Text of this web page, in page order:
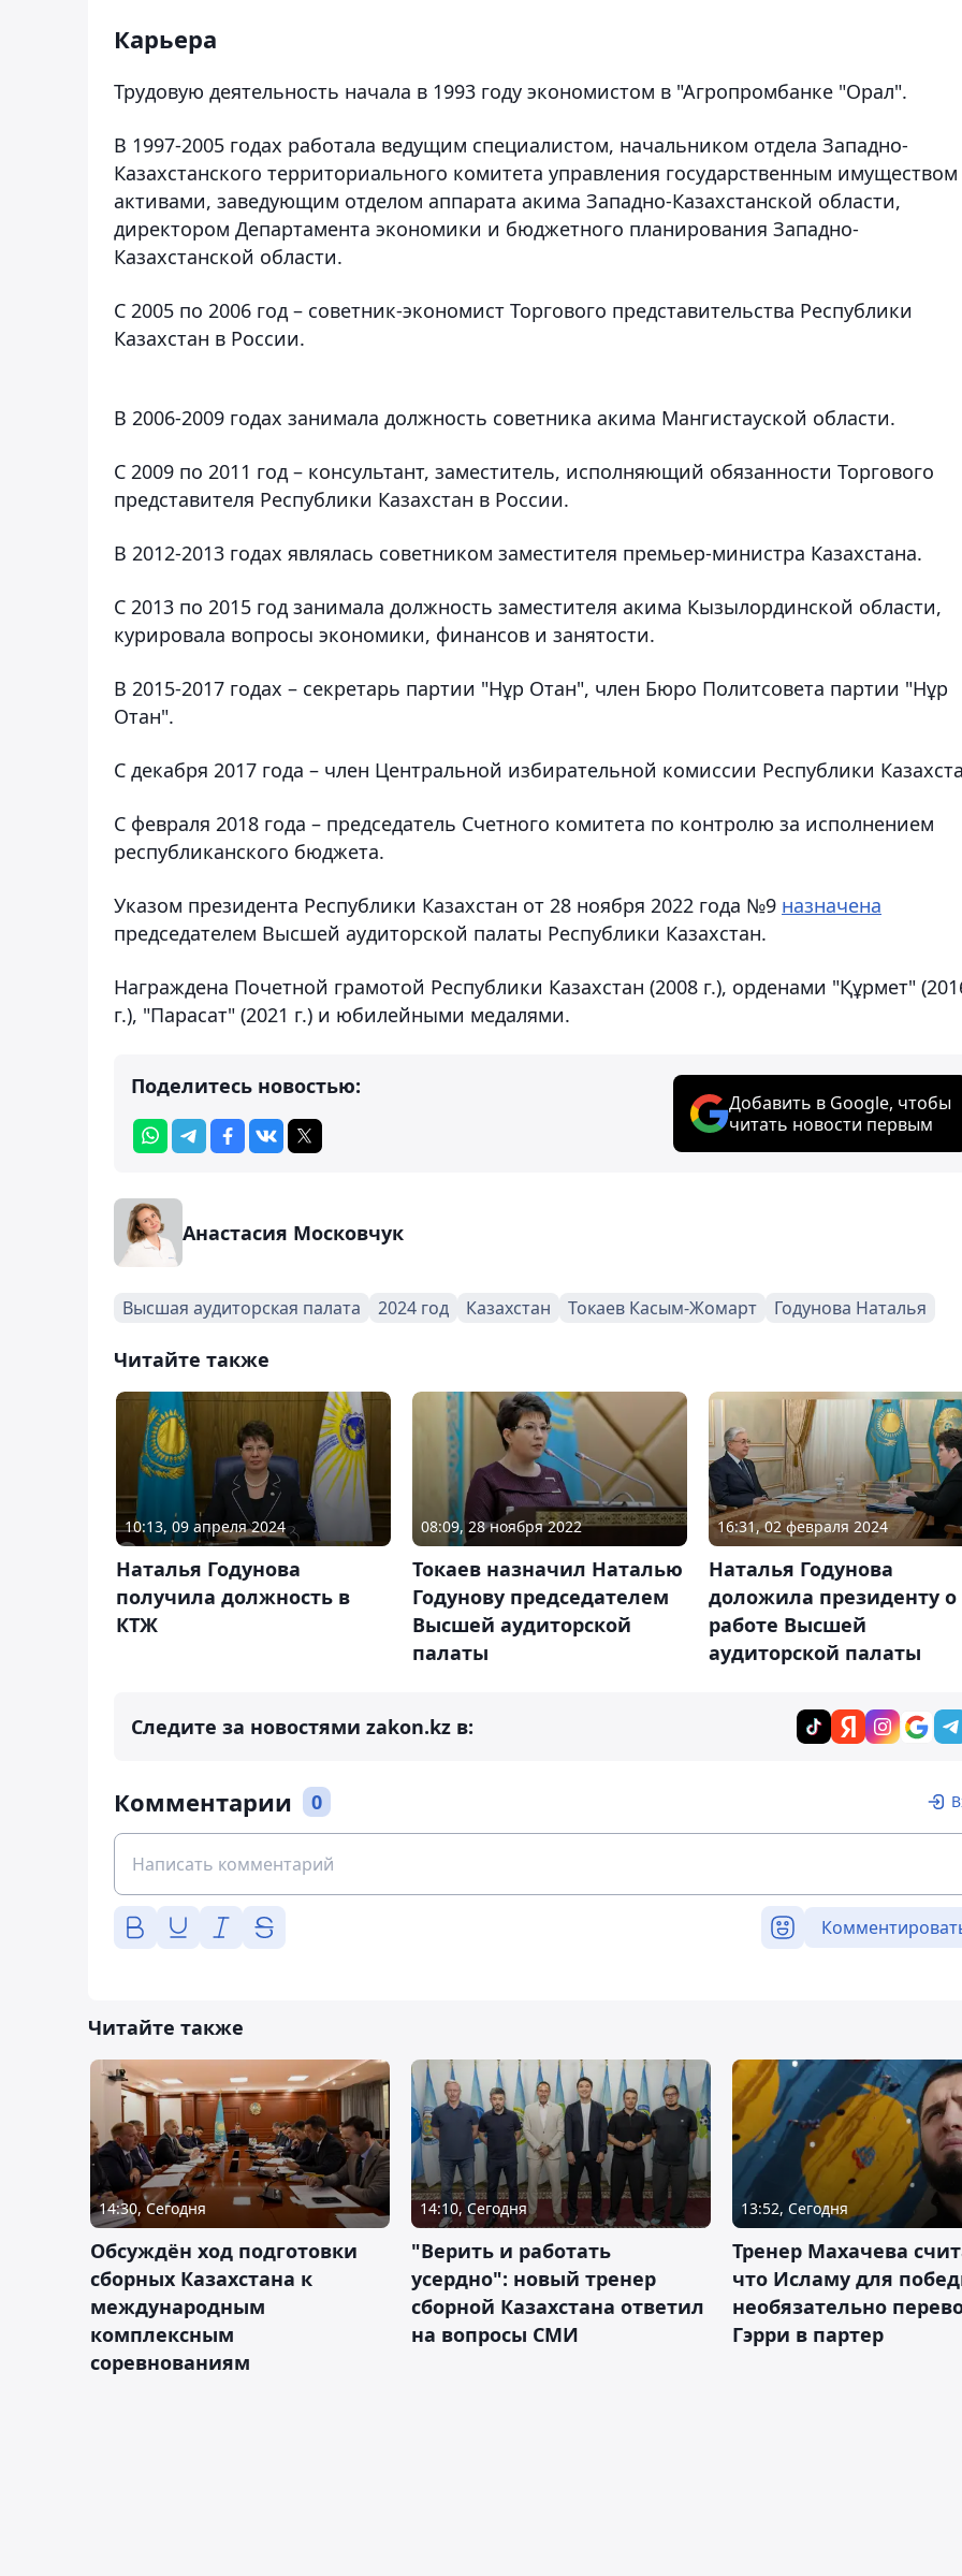
Карьера
Трудовую деятельность начала в 1993 году экономистом в "Агропромбанке "Орал".
В 1997-2005 годах работала ведущим специалистом, начальником отдела Западно-
Казахстанского территориального комитета управления государственным
активами, заведующим отделом аппарата акима Западно-Казахстанской области,
директором Департамента экономики и бюджетного планирования Западно-
Казахстанской области.
С 2005 по 2006 год – советник-экономист Торгового представительства Республики
Казахстан в России.
В 2006-2009 годах занимала должность советника акима Мангистауской области.
С 2009 по 2011 год – консультант, заместитель, исполняющий обязанности Торгового
представителя Республики Казахстан в России.
В 2012-2013 годах являлась советником заместителя премьер-министра Казахстана.
С 2013 по 2015 год занимала должность заместителя акима Кызылординской области,
курировала вопросы экономики, финансов и занятости.
В 2015-2017 годах – секретарь партии "Нұр Отан", член Бюро Политсовета партии "Нұр
Отан".
С декабря 2017 года – член Центральной избирательной комиссии Республики
С февраля 2018 года – председатель Счетного комитета по контролю за исполнением
республиканского бюджета.
Указом президента Республики Казахстан от 28 ноября 2022 года №9 назначена
председателем Высшей аудиторской палаты Республики Казахстан.
Награждена Почетной грамотой Республики Казахстан (2008 г.), орденами "Құрмет"
г.), "Парасат" (2021 г.) и юбилейными медалями.
Поделитесь новостью:
Добавить в Google, чтобы
читать новости первым
Анастасия Московчук
Высшая аудиторская палата 2024 год Казахстан Токаев Касым-Жомарт Годунова Наталья
Читайте также
10:13, 09 апреля 2024
Наталья Годунова
получила должность в
КТЖ
08:09, 28 ноября 2022
Токаев назначил Наталью
Годунову председателем
Высшей аудиторской
палаты
16:31, 02 февраля 2024
Наталья Годунова
доложила президенту о
работе Высшей
аудиторской палаты
Следите за новостями zakon.kz в:
Комментарии 0
Читайте также
14:30, Сегодня
Обсуждён ход подготовки
сборных Казахстана к
международным
комплексным
соревнованиям
14:10, Сегодня
"Верить и работать
усердно": новый тренер
сборной Казахстана ответил
на вопросы СМИ
13:52, Сегодня
Тренер Махачева
что Исламу для
необязательно
Гэрри в партер